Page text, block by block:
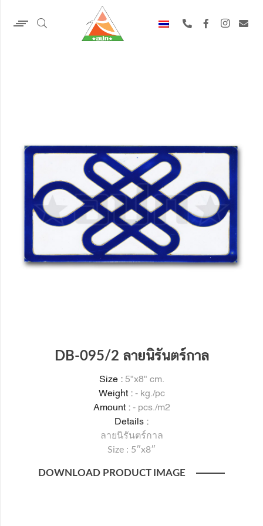
DB-095/2 ลายนิรันตร์กาล
Size :5"x8" cm.
Weight :- kg./pc
Amount :- pcs./m2
Details :
ลายนิรันตร์กาล
Size : 5″x8″
DOWNLOAD PRODUCT IMAGE